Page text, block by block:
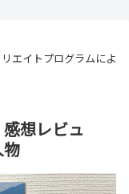
エイトプログラムによ
想レビュ